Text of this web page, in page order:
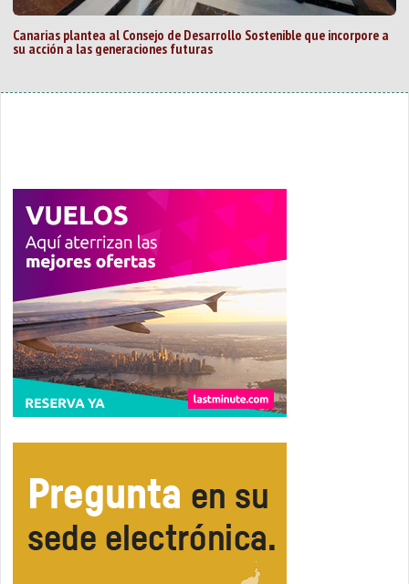
Canarias plantea al Consejo de Desarrollo Sostenible que incorpore a
su acción a las generaciones futuras